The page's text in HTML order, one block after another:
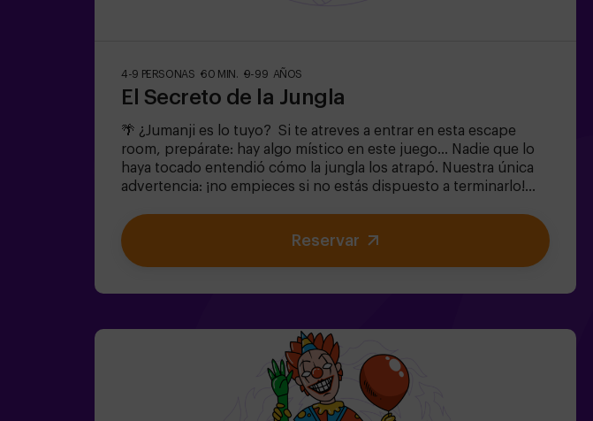
4-9 PERSONAS 60 MIN. 9-99 AÑOS
El Secreto de la Jungla
🌴 ¿Jumanji es lo tuyo? Si te atreves a entrar en esta escape
room, prepárate: hay algo místico en este juego... Nadie que lo
haya tocado entendió cómo la jungla los atrapó. Nuestra única
advertencia: ¡no empieces si no estás dispuesto a terminarlo!
equipo con valor para encontrar la caja del juego y volver a
encerrar a este mundo mágico en su interior, de lo contrario,
quedaréis atrapados para siempre. No tardes, ¡cada segundo
fiestas infantiles❗Si todos jugadores del equipo son menores o
recomendamos entrar acompañados de un monitor
(consúltanos las condiciones).🧩 Es una sala de dificultad alta
pero si incluyes las palabras MODO EASY en tu reserva,
podremos añadir pistas adicionales para que bajar el nivel de
Reservar